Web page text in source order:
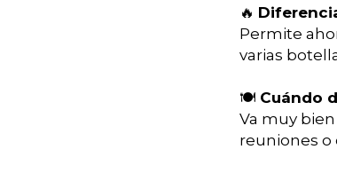
🔥
Permite
varias
🍽 Cuándo
Va muy
reuniones